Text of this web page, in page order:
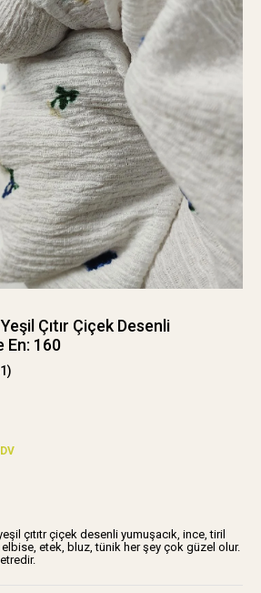
Çıtır Çiçek Desenli
En: 160
çıtıtr çiçek desenli yumuşacık, ince, tiril
etek, bluz, tünik her şey çok güzel olur.